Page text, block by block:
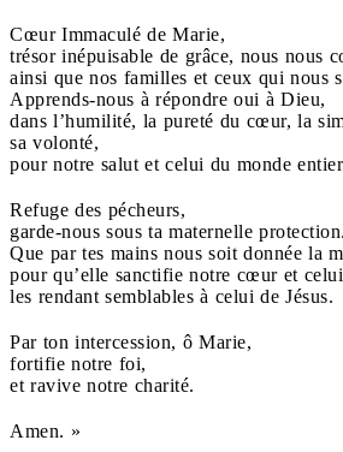
Cœur Immaculé de Marie,
trésor inépuisable de grâce, nous nous
ainsi que nos familles et ceux qui nous
Apprends-nous à répondre oui à Dieu,
dans l’humilité, la pureté du cœur, la
sa volonté,
pour notre salut et celui du monde
Refuge des pécheurs,
garde-nous sous ta maternelle protection.
Que par tes mains nous soit donnée la
pour qu’elle sanctifie notre cœur et celui
les rendant semblables à celui de Jésus.
Par ton intercession, ô Marie,
fortifie notre foi,
et ravive notre charité.
Amen. »